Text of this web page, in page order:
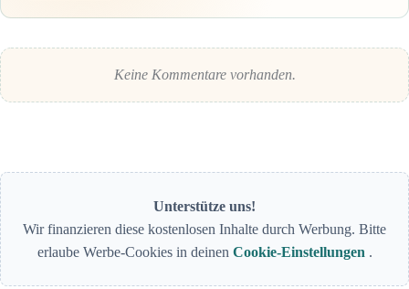
Keine Kommentare vorhanden.
Unterstütze uns!
Wir finanzieren diese kostenlosen Inhalte durch Werbung. Bitte
erlaube Werbe-Cookies in deinen Cookie-Einstellungen .